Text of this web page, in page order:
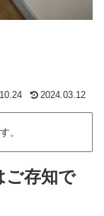
2024.03.12
。
ご存知で